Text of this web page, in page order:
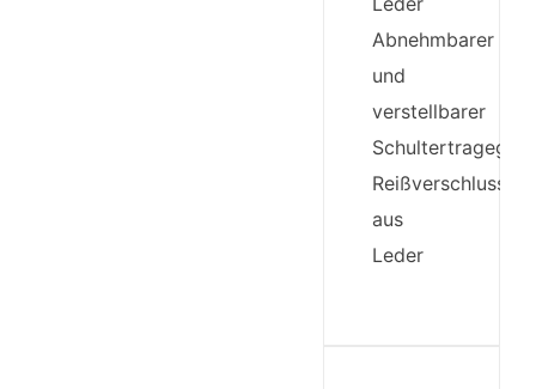
Abnehmbarer
und
verstellbarer
Schultertragegurt
aus
Leder